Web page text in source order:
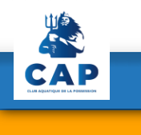
Panneau de gestion des